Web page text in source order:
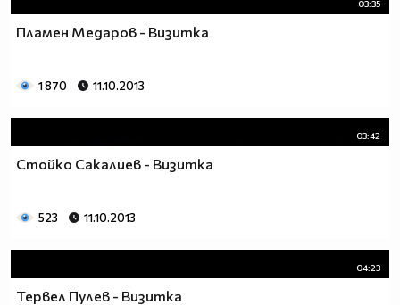
03:35
Пламен Медаров - Визитка
1 870 11.10.2013
03:42
Стойко Сакалиев - Визитка
523 11.10.2013
04:23
Тервел Пулев - Визитка